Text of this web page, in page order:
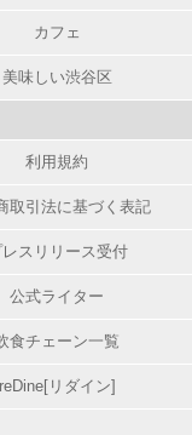
カフェ
美味しい渋谷区
利用規約
取引法に基づく表記
レスリリース受付
公式ライター
食チェーン一覧
reDine[リダイン]